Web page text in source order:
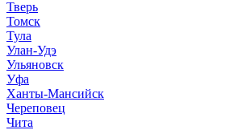
Тверь
Томск
Тула
Улан-Удэ
Ульяновск
Уфа
Ханты-Мансийск
Череповец
Чита